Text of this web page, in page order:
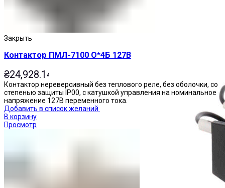
Закрыть
Контактор ПМЛ-7100 О*4Б 127В
₴24,928.14
Контактор нереверсивный без теплового реле, без оболочки, со
степенью защиты IP00, с катушкой управления на номинальное
напряжение 127В переменного тока.
Добавить в список желаний
В корзину
Просмотр